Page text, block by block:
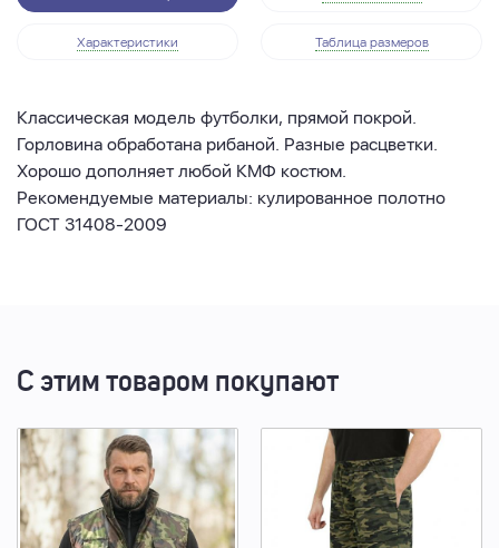
Характеристики Таблица размеров
Классическая модель футболки, прямой покрой.
Горловина обработана рибаной. Разные расцветки.
Хорошо дополняет любой КМФ костюм.
Рекомендуемые материалы: кулированное полотно
ГОСТ 31408-2009
С этим товаром покупают